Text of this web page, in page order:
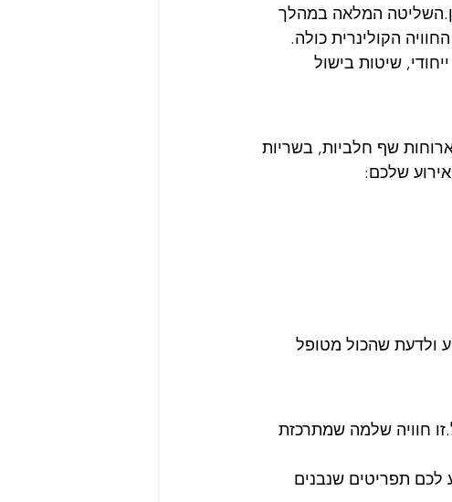
המלאה במהלך
הקולינרית כולה.
שיטות בישול
שף חלביות, בשריות
שלכם:
ולדעת שהכול מטופל
חוויה שלמה שמתרכזת
לכם תפריטים שנבנים